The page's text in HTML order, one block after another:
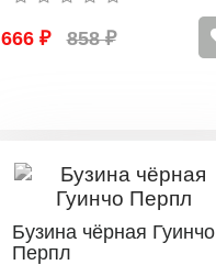
666 ₽ 858 ₽
Бузина чёрная Гуинчо
Перпл